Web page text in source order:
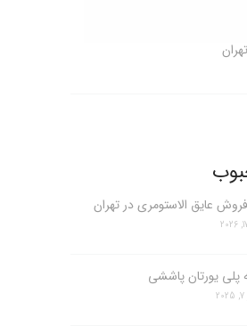
عایق الاستومری در تهران
پلی یورتان پاششی